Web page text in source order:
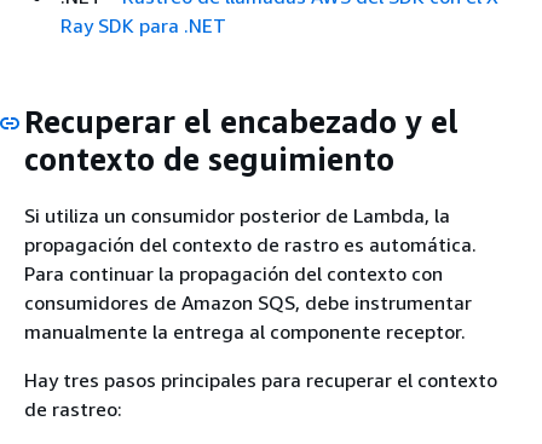
Ray SDK para .NET
Recuperar el encabezado y el
contexto de seguimiento
Si utiliza un consumidor posterior de Lambda, la
propagación del contexto de rastro es automática.
Para continuar la propagación del contexto con
consumidores de Amazon SQS, debe instrumentar
manualmente la entrega al componente receptor.
Hay tres pasos principales para recuperar el contexto
de rastreo: